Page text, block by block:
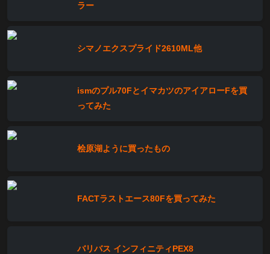
ラー
シマノエクスプライド2610ML他
ismのプル70FとイマカツのアイアローFを買
ってみた
桧原湖ように買ったもの
FACTラストエース80Fを買ってみた
バリバス インフィニティPEX8